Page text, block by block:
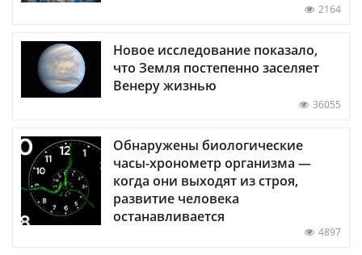
2164
Новое исследование показало,
что Земля постепенно заселяет
Венеру жизнью
36055
Обнаружены биологические
часы-хронометр организма —
когда они выходят из строя,
развитие человека
останавливается
4897